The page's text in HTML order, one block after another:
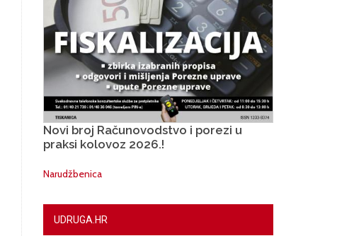
Novi broj Računovodstvo i porezi u
praksi kolovoz 2026.!
Narudžbenica
UDRUGA.HR